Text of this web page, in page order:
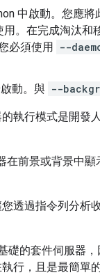
中啟動。您應
用。在完成淘汰和
必須使用 --
動。與 --
執行模式是開發
前景或背景中
透過指令列分析
礎的套件伺服器
行，且是最簡單的